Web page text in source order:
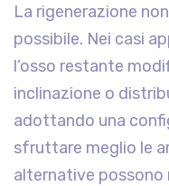
La rigenerazione
possibile. Nei casi
l’osso restante
inclinazione o
adottando una
sfruttare meglio le
alternative possono